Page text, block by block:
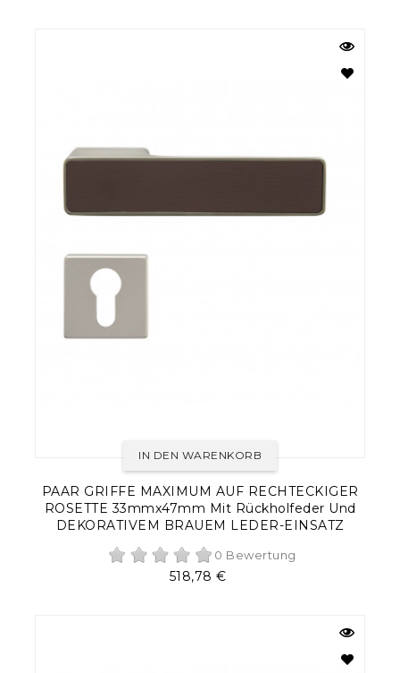
PAAR GRIFFE MAXIMUM AUF RECHTECKIGER
ROSETTE 33mmx47mm Mit Rückholfeder Und
DEKORATIVEM BRAUEM LEDER-EINSATZ
0 Bewertung
Preis
518,78 €
IN DEN WARENKORB